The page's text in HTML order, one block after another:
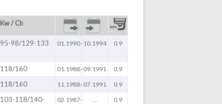
Kw / Ch
95-98/129-133 01.1990-10.1994 0.9
118/160 01.1988-09.1991 0.9
118/160 11.1988-07.1991 0.9
103-118/140-
02.1987- 0.9